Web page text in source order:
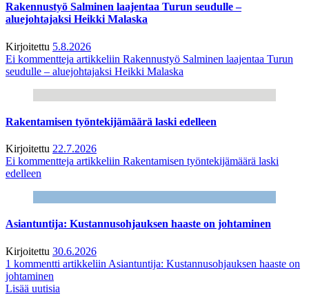
Rakennustyö Salminen laajentaa Turun seudulle –
aluejohtajaksi Heikki Malaska
Kirjoitettu 5.8.2026
Ei kommentteja artikkeliin Rakennustyö Salminen laajentaa Turun
seudulle – aluejohtajaksi Heikki Malaska
Rakentamisen työntekijämäärä laski edelleen
Kirjoitettu 22.7.2026
Ei kommentteja artikkeliin Rakentamisen työntekijämäärä laski
edelleen
Asiantuntija: Kustannusohjauksen haaste on johtaminen
Kirjoitettu 30.6.2026
1 kommentti artikkeliin Asiantuntija: Kustannusohjauksen haaste on
johtaminen
Lisää uutisia